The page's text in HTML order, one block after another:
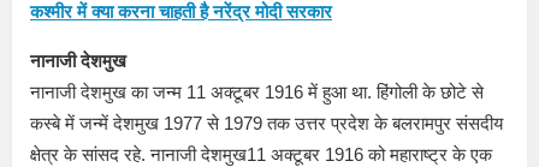
कश्मीर में क्या करना चाहती है नरेंद्र मोदी सरकार
नानाजी देशमुख
नानाजी देशमुख का जन्म 11 अक्टूबर 1916 में हुआ था. हिंगोली के छोटे से
कस्बे में जन्में देशमुख 1977 से 1979 तक उत्तर प्रदेश के बलरामपुर संसदीय
क्षेत्र के सांसद रहे. नानाजी देशमुख11 अक्टूबर 1916 को महाराष्ट्र के एक